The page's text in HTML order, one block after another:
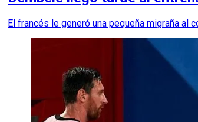
El francés le generó una pequeña migraña al